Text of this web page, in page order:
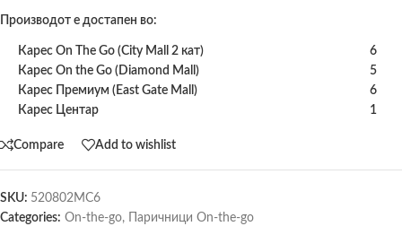
Производот е достапен во:
Карес On The Go (City Mall 2 кат)
6
Карес On the Go (Diamond Mall)
5
Карес Премиум (East Gate Mall)
6
Карес Центар
1
Compare Add to wishlist
SKU: 520802MC6
Categories: On-the-go, Паричници On-the-go